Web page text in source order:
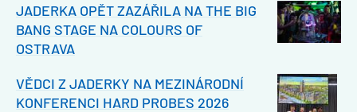
JADERKA OPĚT ZAZÁŘILA NA THE BIG
BANG STAGE NA COLOURS OF
OSTRAVA
VĚDCI Z JADERKY NA MEZINÁRODNÍ
KONFERENCI HARD PROBES 2026